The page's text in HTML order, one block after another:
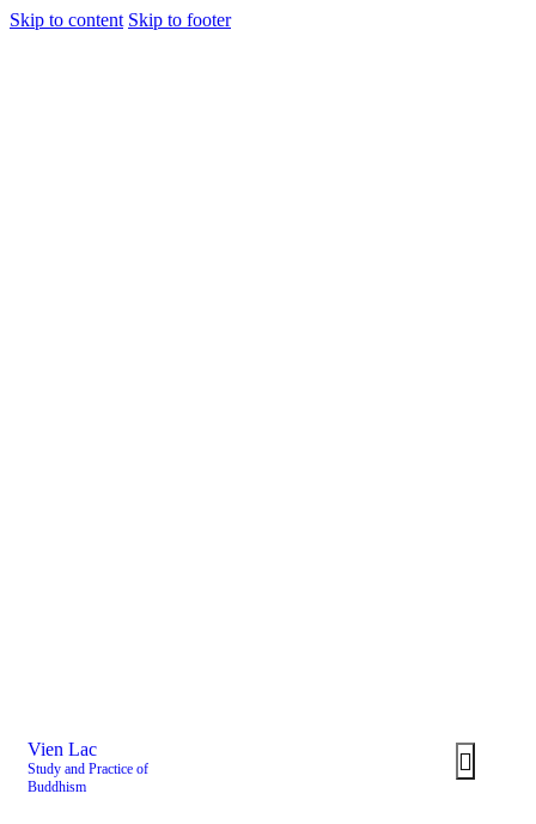
Skip to content Skip to footer
Vien Lac
Study and Practice of
Buddhism